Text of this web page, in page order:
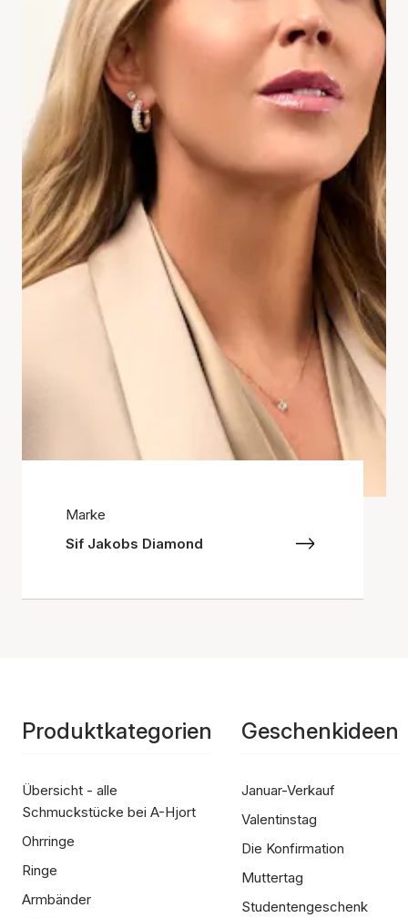
Marke
Sif Jakobs Diamond
Produktkategorien
Übersicht - alle
Schmuckstücke bei A-Hjort
Ohrringe
Ringe
Armbänder
Geschenkideen
Januar-Verkauf
Valentinstag
Die Konfirmation
Muttertag
Studentengeschenk